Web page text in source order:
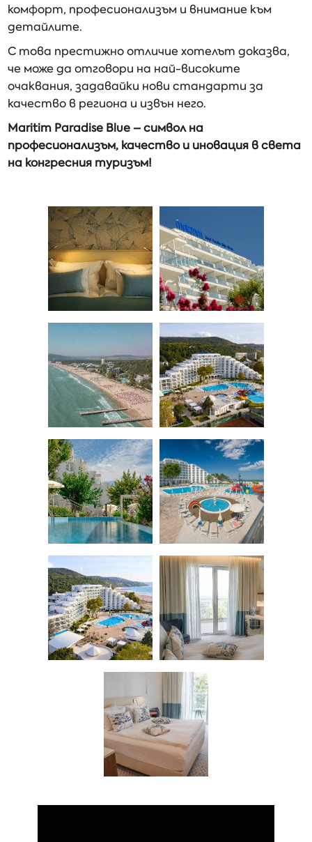
комфорт, професионализъм и внимание към
детайлите.
С това престижно отличие хотелът доказва,
че може да отговори на най-високите
очаквания, задавайки нови стандарти за
качество в региона и извън него.
Maritim Paradise Blue – символ на
професионализъм, качество и иновация в света
на конгресния туризъм!